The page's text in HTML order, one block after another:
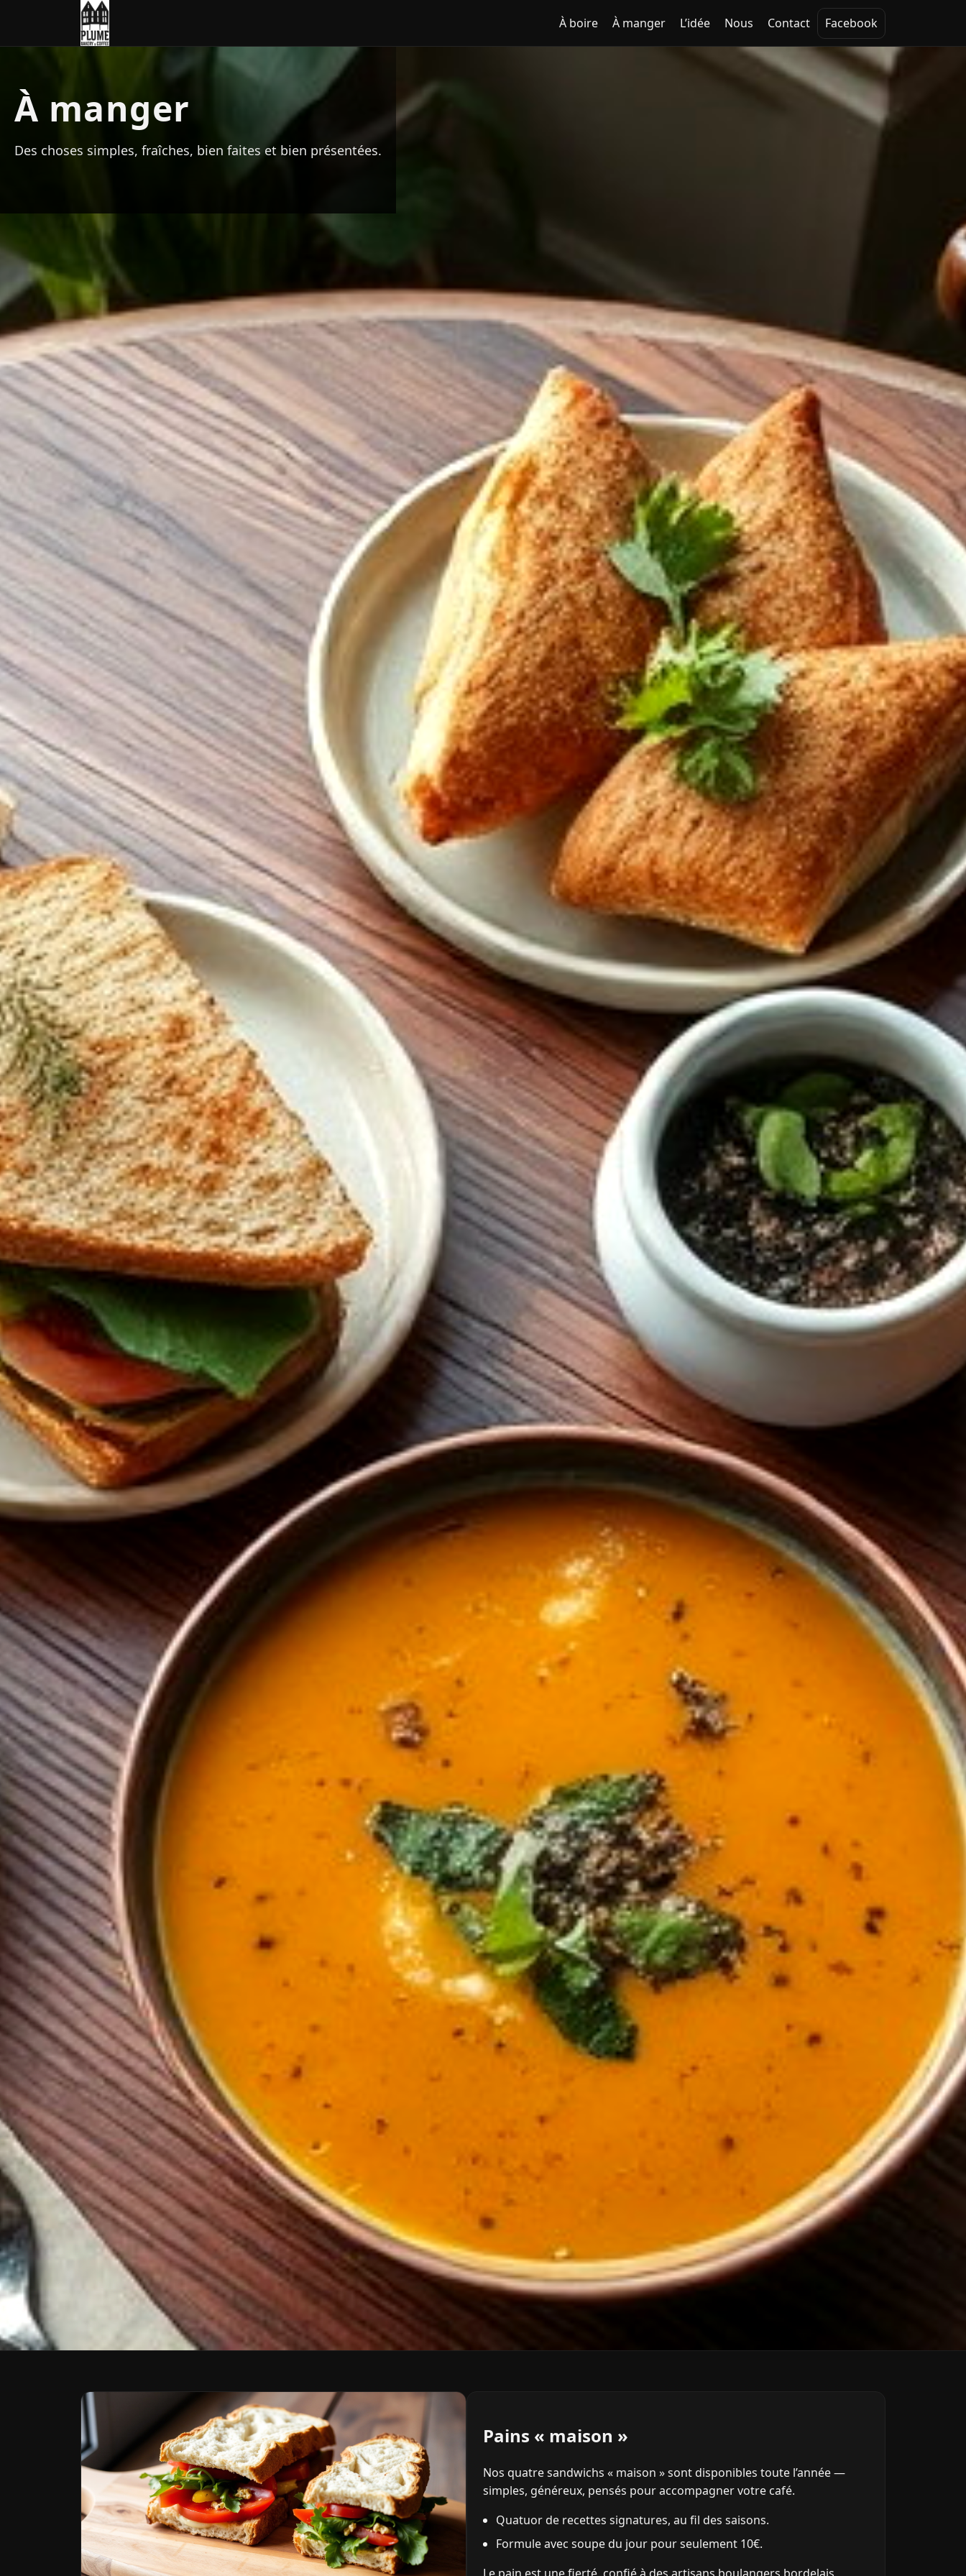
À boire À manger L’idée Nous Contact Facebook
À manger
Des choses simples, fraîches, bien faites et bien présentées.
Pains « maison »
Nos quatre sandwichs « maison » sont disponibles toute l’année —
simples, généreux, pensés pour accompagner votre café.
Quatuor de recettes signatures, au fil des saisons.
Formule avec soupe du jour pour seulement 10€.